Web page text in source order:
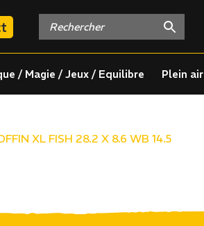
/ Magie / Jeux / Equilibre Plein air
XL FISH 28.2 X 8.6 WB 14.5